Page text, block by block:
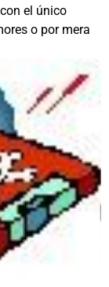
el único
o por mera